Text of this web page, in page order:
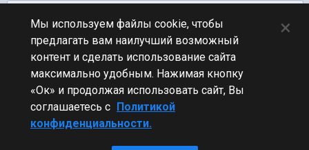
ПЕРЕЙТИ К СПИСКУ ТЕМ
Флудилка
Стиль
Мы используем файлы cookie, чтобы
предлагать вам наилучший возможный
контент и сделать использование сайта
максимально удобным. Нажимая кнопку
«Ок» и продолжая использовать сайт, Вы
соглашаетесь с Политикой
конфиденциальности.
×